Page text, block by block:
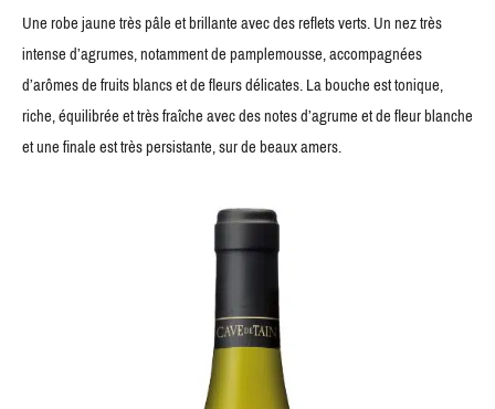
Une robe jaune très pâle et brillante avec des reflets verts. Un nez très
intense d’agrumes, notamment de pamplemousse, accompagnées
d’arômes de fruits blancs et de fleurs délicates. La bouche est tonique,
riche, équilibrée et très fraîche avec des notes d’agrume et de fleur blanche
et une finale est très persistante, sur de beaux amers.